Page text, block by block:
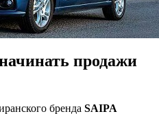
продажи
бренда SAIPA